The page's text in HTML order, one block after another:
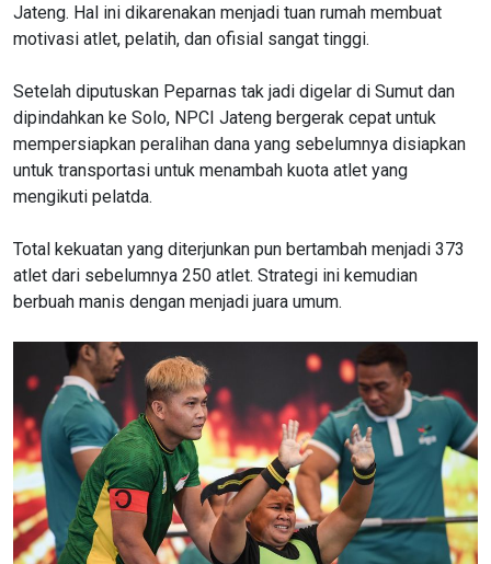
Jateng. Hal ini dikarenakan menjadi tuan rumah membuat
motivasi atlet, pelatih, dan ofisial sangat tinggi.
Setelah diputuskan Peparnas tak jadi digelar di Sumut dan
dipindahkan ke Solo, NPCI Jateng bergerak cepat untuk
mempersiapkan peralihan dana yang sebelumnya disiapkan
untuk transportasi untuk menambah kuota atlet yang
mengikuti pelatda.
Total kekuatan yang diterjunkan pun bertambah menjadi 373
atlet dari sebelumnya 250 atlet. Strategi ini kemudian
berbuah manis dengan menjadi juara umum.